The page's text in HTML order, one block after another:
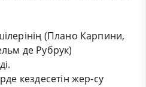
(Плано Карпини,
де Рубрук)
кездесетін жер-су